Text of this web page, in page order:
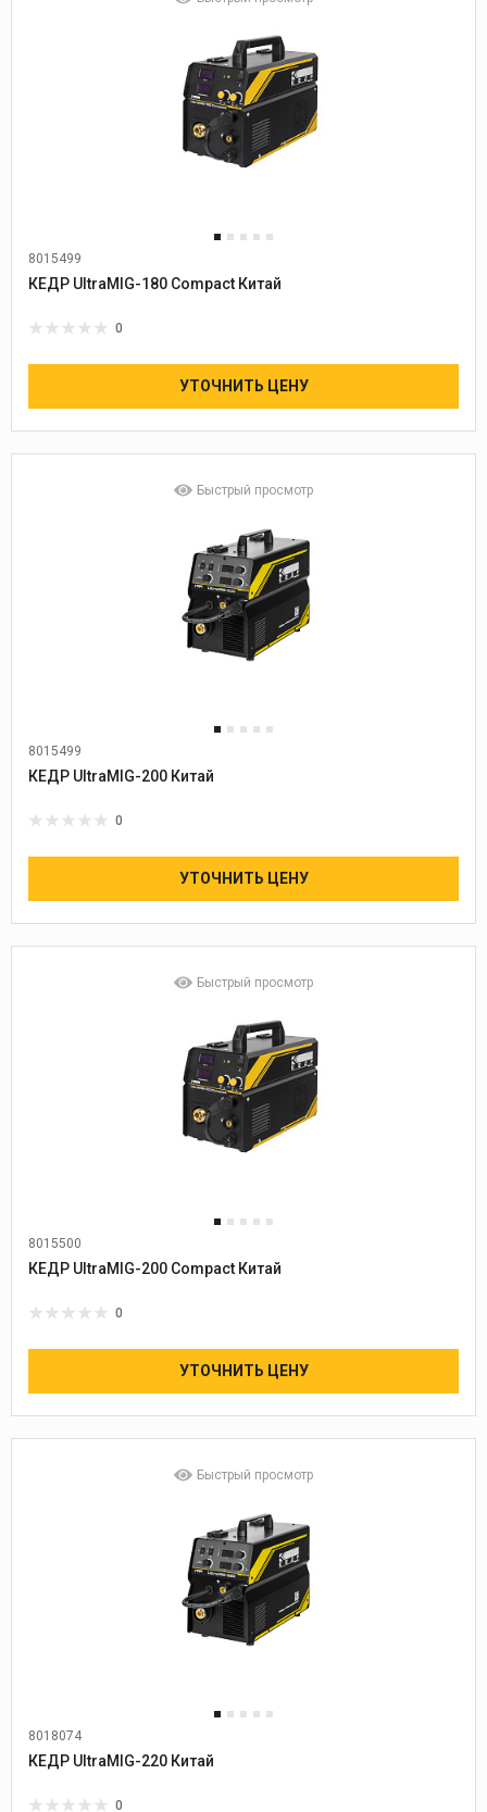
8015499
Диаметр проволоки: 0,6-1,0 КЕДР UltraMIG-180 Compact Китай
0
УТОЧНИТЬ ЦЕНУ
Быстрый просмотр
8015499
Диаметр проволоки: 0,6-1,0
КЕДР UltraMIG-200 Китай
0
УТОЧНИТЬ ЦЕНУ
Быстрый просмотр
8015500
Диаметр проволоки: 0,6-1,0 КЕДР UltraMIG-200 Compact Китай
0
УТОЧНИТЬ ЦЕНУ
Быстрый просмотр
8018074
Диаметр проволоки: 0,8-1,2
КЕДР UltraMIG-220 Китай
0